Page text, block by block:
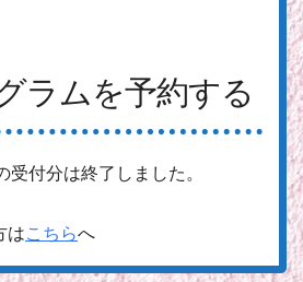
ラムを予約する
付分は終了しました。
はこちらへ